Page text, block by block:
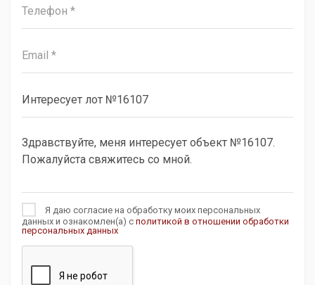
Я даю согласие на обработку моих персональных
данных и ознакомлен(а) с политикой в отношении обработки
персональных данных